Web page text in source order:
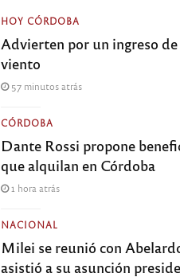
HOY CÓRDOBA
Advierten por un ingreso
viento
57 minutos atrás
CÓRDOBA
Dante Rossi propone
que alquilan en Córdoba
1 hora atrás
NACIONAL
Milei se reunió con
asistió a su asunción